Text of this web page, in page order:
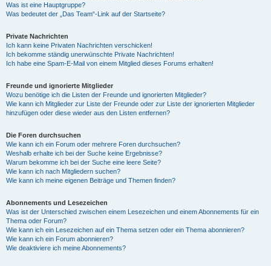
Was ist eine Hauptgruppe?
Was bedeutet der „Das Team“-Link auf der Startseite?
Private Nachrichten
Ich kann keine Privaten Nachrichten verschicken!
Ich bekomme ständig unerwünschte Private Nachrichten!
Ich habe eine Spam-E-Mail von einem Mitglied dieses Forums erhalten!
Freunde und ignorierte Mitglieder
Wozu benötige ich die Listen der Freunde und ignorierten Mitglieder?
Wie kann ich Mitglieder zur Liste der Freunde oder zur Liste der ignorierten Mitglieder
hinzufügen oder diese wieder aus den Listen entfernen?
Die Foren durchsuchen
Wie kann ich ein Forum oder mehrere Foren durchsuchen?
Weshalb erhalte ich bei der Suche keine Ergebnisse?
Warum bekomme ich bei der Suche eine leere Seite?
Wie kann ich nach Mitgliedern suchen?
Wie kann ich meine eigenen Beiträge und Themen finden?
Abonnements und Lesezeichen
Was ist der Unterschied zwischen einem Lesezeichen und einem Abonnements für ein
Thema oder Forum?
Wie kann ich ein Lesezeichen auf ein Thema setzen oder ein Thema abonnieren?
Wie kann ich ein Forum abonnieren?
Wie deaktiviere ich meine Abonnements?